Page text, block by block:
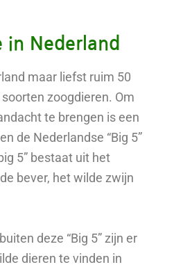
in Nederland
maar liefst ruim 50
zoogdieren. Om
te brengen is een
de Nederlandse “Big 5”
5” bestaat uit het
bever, het wilde zwijn
deze “Big 5” zijn er
dieren te vinden in